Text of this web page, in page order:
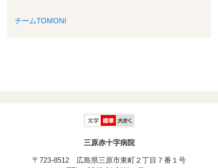
チームTOMONI
三原赤十字病院
〒723-8512 広島県三原市東町２丁目７番１号